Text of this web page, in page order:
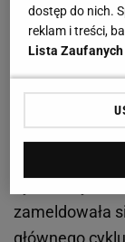
Amerykanki w
meczu
grała pewnie i
Stanów
Ostatecznie
zaledwie 68
zameldowała
dostęp do nich.
reklam i treści,
Lista